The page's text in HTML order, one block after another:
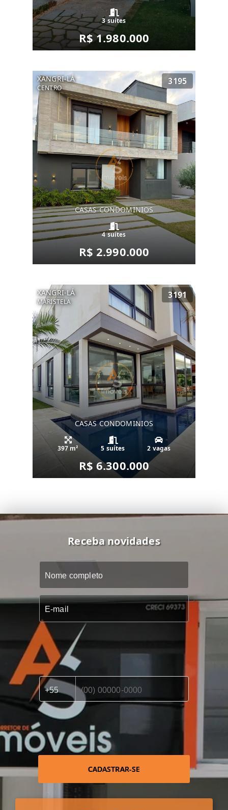
3 suítes
R$ 1.980.000
XANGRI-LÁ
CENTRO
3195
CASAS CONDOMINIOS
4 suítes
R$ 2.990.000
XANGRI-LÁ
MARISTELA
3191
CASAS CONDOMINIOS
397 m² 5 suítes 2 vagas
R$ 6.300.000
Receba novidades
CADASTRAR-SE